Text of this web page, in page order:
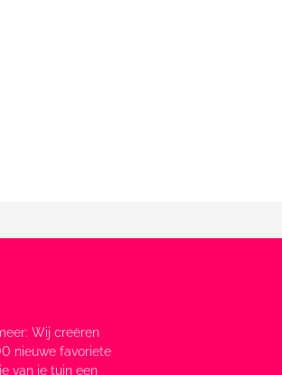
Wij creëren
nieuwe favoriete
van je tuin een